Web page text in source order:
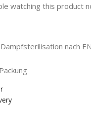
watching this product
nach